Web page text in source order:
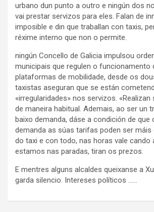
urbano dun punto a outro e ningún dos
vai prestar servizos para eles. Falan de
imposible e din que traballan con taxis,
réxime interno que non o permite.
ningún Concello de Galicia impulsou
municipais que regulen o funcionamento
plataformas de mobilidade, desde os
taxistas aseguran que se están
«irregularidades» nos servizos.
de maneira habitual. Ademais, ao ser un
baixo demanda, dáse a condición de que
demanda as súas tarifas poden ser máis
do taxi e con todo, nas horas vale cando
estamos nas paradas, tiran os prezos.
E mentres alguns alcaldes queixanse a
garda silencio. Intereses políticos ……